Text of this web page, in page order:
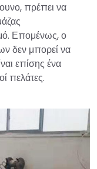
πρέπει να
Επομένως, ο
δεν μπορεί να
επίσης ένα
πελάτες.